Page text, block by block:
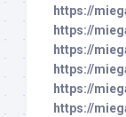
https://
https://
https://
https://
https://
https://